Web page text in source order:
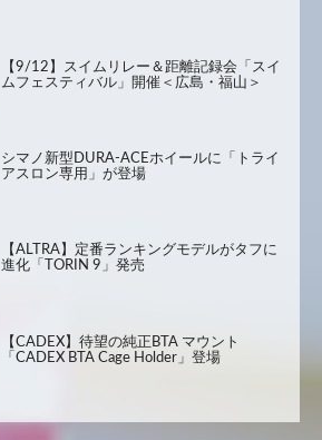
【9/12】スイムリレー＆距離記録会「スイ
ムフェスティバル」開催＜広島・福山＞
シマノ新型DURA-ACEホイールに「トライ
アスロン専用」が登場
【ALTRA】定番ランキングモデルがタフに
進化「TORIN 9」発売
【CADEX】待望の純正BTA マウント
「CADEX BTA Cage Holder」登場